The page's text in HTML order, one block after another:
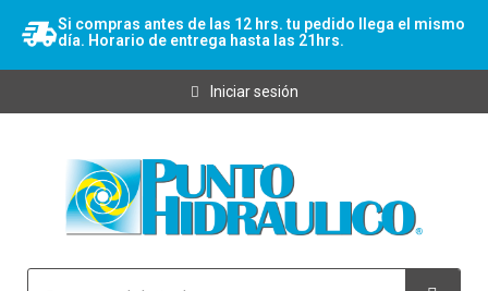
Si compras antes de las 12 hrs. tu pedido llega el mismo
día. Horario de entrega hasta las 21hrs.
Iniciar sesión